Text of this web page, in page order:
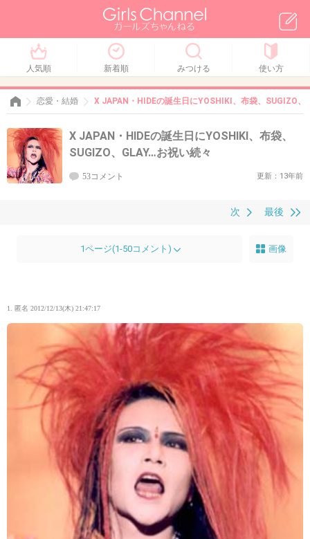
人気順 新着順 みつける 使い方
恋愛・結婚 X JAPAN・HIDEの誕生日にYOSHIKI、布袋、SUGIZO、
X JAPAN・HIDEの誕生日にYOSHIKI、布袋、
SUGIZO、GLAY…お祝い続々
53コメント 更新：13年前
最後
次
1ページ(1-50コメント) 画像
1. 匿名 2012/12/13(木) 21:47:17